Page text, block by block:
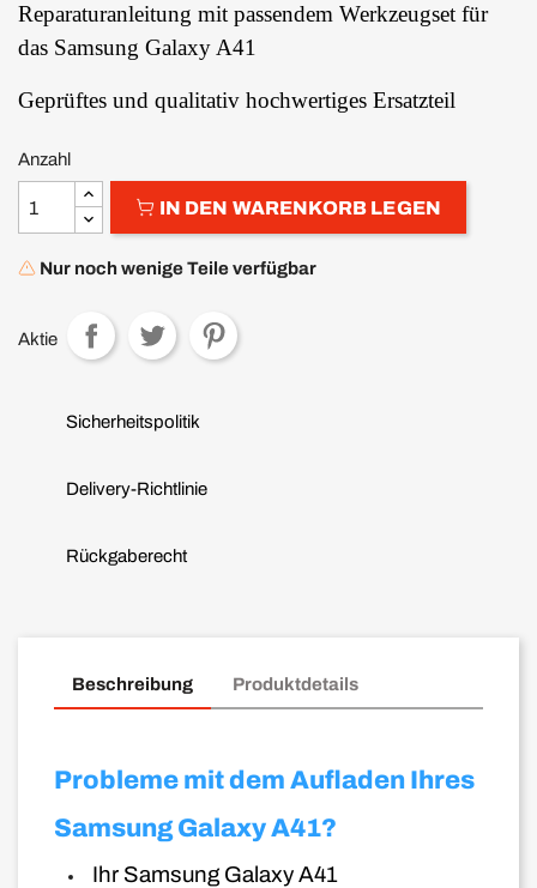
Reparaturanleitung mit passendem Werkzeugset für
das Samsung Galaxy A41
Geprüftes und qualitativ hochwertiges Ersatzteil
Anzahl
IN DEN WARENKORB LEGEN
Nur noch wenige Teile verfügbar
Aktie
Sicherheitspolitik
Delivery-Richtlinie
Rückgaberecht
Beschreibung Produktdetails
Probleme mit dem Aufladen Ihres
Samsung Galaxy A41?
Ihr Samsung Galaxy A41